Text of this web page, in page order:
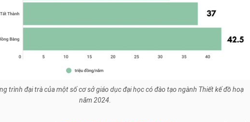
trình đại trà của một số cơ sở giáo dục đại học có đào tạo ngành Thiết kế đồ hoạ
năm 2024.